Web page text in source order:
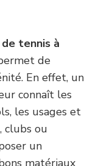
tennis à
de
En effet, un
connaît les
les usages et
clubs ou
un
matériaux